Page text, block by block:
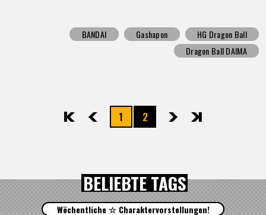
BANDAI Gashapon
HG Dragon Ball
Dragon Ball DAIMA
先頭 前へ1 2 次へ最後
BELIEBTE TAGS
Wöchentliche ☆ Charaktervorstellungen!